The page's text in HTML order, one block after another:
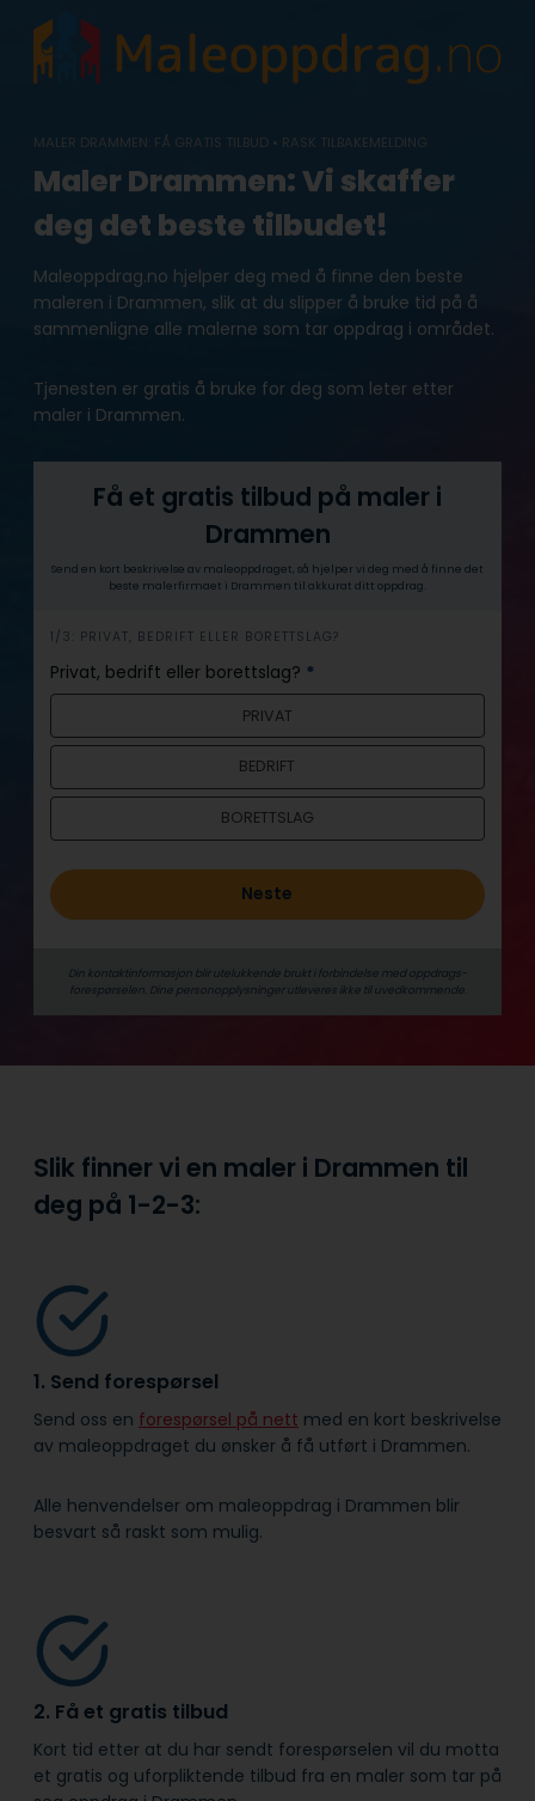
content
MALER DRAMMEN: FÅ GRATIS TILBUD • RASK TILBAKEMELDING
Maler Drammen: Vi skaffer
deg det beste tilbudet!
Maleoppdrag.no hjelper deg med å finne den beste
maleren i Drammen, slik at du slipper å bruke tid på å
sammenligne alle malerne som tar oppdrag i området.
Tjenesten er gratis å bruke for deg som leter etter
maler i Drammen.
Få et gratis tilbud på maler i
Drammen
Send en kort beskrivelse av maleoppdraget, så hjelper vi deg med å finne det
beste malerfirmaet i Drammen til akkurat ditt oppdrag.
h
e
r
1/3: PRIVAT, BEDRIFT ELLER BORETTSLAG?
Privat, bedrift eller borettslag? *
PRIVAT
BEDRIFT
BORETTSLAG
Neste
Din kontaktinformasjon blir utelukkende brukt i forbindelse med oppdrags­
forespørselen. Dine person­­opplysninger utleveres ikke til uvedkommende.
Slik finner vi en maler i Drammen til
deg på 1-2-3:
1. Send forespørsel
Send oss en forespørsel på nett med en kort beskrivelse
av maleoppdraget du ønsker å få utført i Drammen.
Alle henvendelser om maleoppdrag i Drammen blir
besvart så raskt som mulig.
2. Få et gratis tilbud
Kort tid etter at du har sendt forespørselen vil du motta
et gratis og uforpliktende tilbud fra en maler som tar på